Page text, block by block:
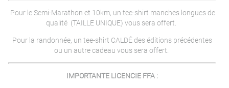
Pour le Semi-Marathon et 10km, un tee-shirt manches longues de
qualité (TAILLE UNIQUE) vous sera offert.
Pour la randonnée, un tee-shirt CALDÉ des éditions précédentes
ou un autre cadeau vous sera offert.
IMPORTANTE LICENCIE FFA :